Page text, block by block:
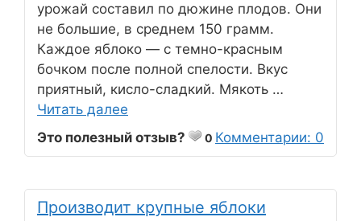
урожай составил по дюжине плодов. Они
не большие, в среднем 150 грамм.
Каждое яблоко — с темно-красным
бочком после полной спелости. Вкус
приятный, кисло-сладкий. Мякоть …
Читать далее
Это полезный отзыв?
0 Комментарии: 0
Производит крупные яблоки